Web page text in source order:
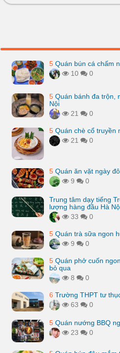
5 Quán bún cá chấm
10
0
5 Quán bánh đa trộn,
Nội
21
0
5 Quán chè cổ truyền
21
0
5 Quán ăn vặt ngày
9
0
Trung tâm dạy tiếng
lượng hàng đầu Hà
33
0
5 Quán trà sữa ngon
9
0
5 Quán phở cuốn
bỏ qua
8
0
6 Trường THPT tư
63
0
5 Quán nướng BBQ
23
0